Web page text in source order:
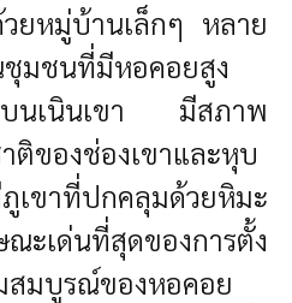
ยหมู่บ้านเล็กๆ หลาย
ชุมชนที่มีหอคอยสูง
บนเนินเขา มีสภาพ
ติของช่องเขาและหุบ
ขาที่ปกคลุมด้วยหิมะ
เด่นที่สุดของการตั้ง
สมบูรณ์ของหอคอย